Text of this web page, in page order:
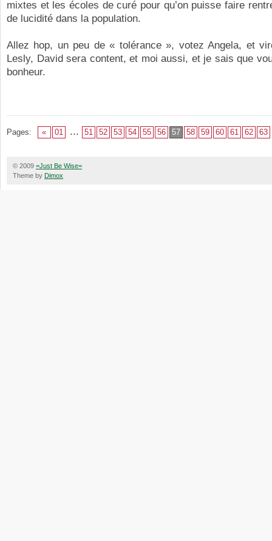
mixtes et les écoles de curé pour qu’on puisse faire
de lucidité dans la population.
Allez hop, un peu de « tolérance », votez Angela, et
Lesly, David sera content, et moi aussi, et je sais que
bonheur.
Pages: « 01 ... 51 52 53 54 55 56 57 58 59 60 61 62 63
© 2009 =Just Be Wise=
Theme by Dimox